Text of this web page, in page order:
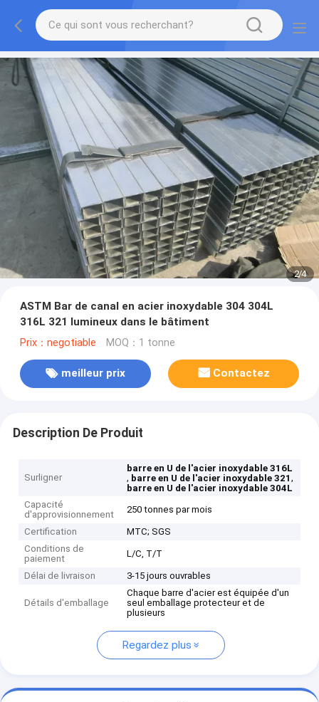
2/4
ASTM Bar de canal en acier inoxydable 304 304L
316L 321 lumineux dans le bâtiment
Prix：negotiable MOQ：1 tonne
meilleur prix Contactez
Description De Produit
Surligner
barre en U de l'acier inoxydable 316L
, barre en U de l'acier inoxydable 321,
barre en U de l'acier inoxydable 304L
Capacité
d'approvisionnement
250 tonnes par mois
Certification
MTC; SGS
Conditions de
paiement
L/C, T/T
Délai de livraison 3-15 jours ouvrables
Détails d'emballage
Chaque barre d'acier est équipée d'un
seul emballage protecteur et de
plusieurs
Regardez plus